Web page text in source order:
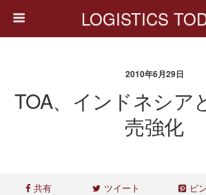
LOGISTICS
2010年6月29日
TOA、インドネシア
売強化
共有 ツイート ピン